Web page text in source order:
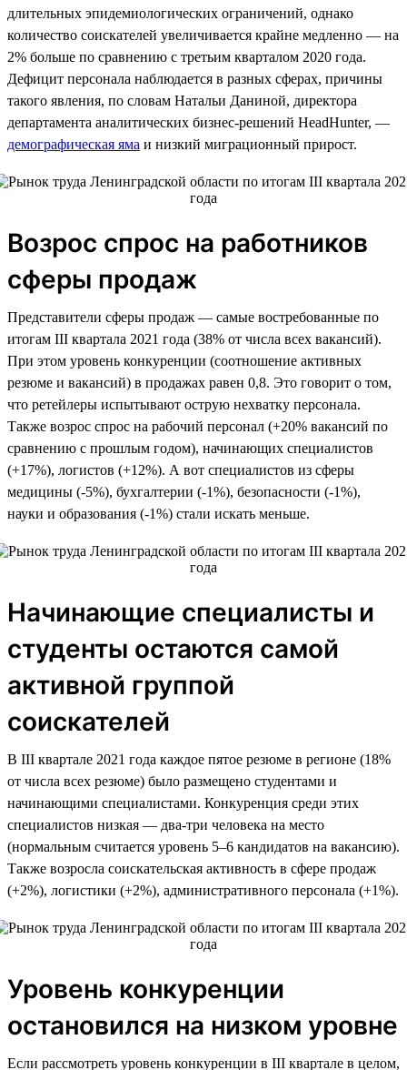
длительных эпидемиологических ограничений, однако
количество соискателей увеличивается крайне медленно — на
2% больше по сравнению с третьим кварталом 2020 года.
Дефицит персонала наблюдается в разных сферах, причины
такого явления, по словам Натальи Даниной, директора
департамента аналитических бизнес-решений HeadHunter, —
демографическая яма и низкий миграционный прирост.
Возрос спрос на работников
сферы продаж
Представители сферы продаж — самые востребованные по
итогам III квартала 2021 года (38% от числа всех вакансий).
При этом уровень конкуренции (соотношение активных
резюме и вакансий) в продажах равен 0,8. Это говорит о том,
что ретейлеры испытывают острую нехватку персонала.
Также возрос спрос на рабочий персонал (+20% вакансий по
сравнению с прошлым годом), начинающих специалистов
(+17%), логистов (+12%). А вот специалистов из сферы
медицины (-5%), бухгалтерии (-1%), безопасности (-1%),
науки и образования (-1%) стали искать меньше.
Начинающие специалисты и
студенты остаются самой
активной группой
соискателей
В III квартале 2021 года каждое пятое резюме в регионе (18%
от числа всех резюме) было размещено студентами и
начинающими специалистами. Конкуренция среди этих
специалистов низкая — два-три человека на место
(нормальным считается уровень 5–6 кандидатов на вакансию).
Также возросла соискательская активность в сфере продаж
(+2%), логистики (+2%), административного персонала (+1%).
Уровень конкуренции
остановился на низком уровне
Если рассмотреть уровень конкуренции в III квартале в целом,